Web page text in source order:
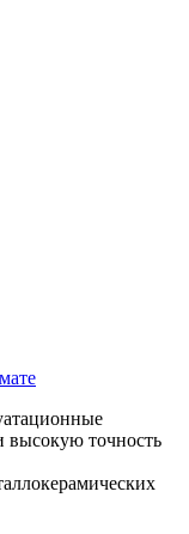
высокую точность